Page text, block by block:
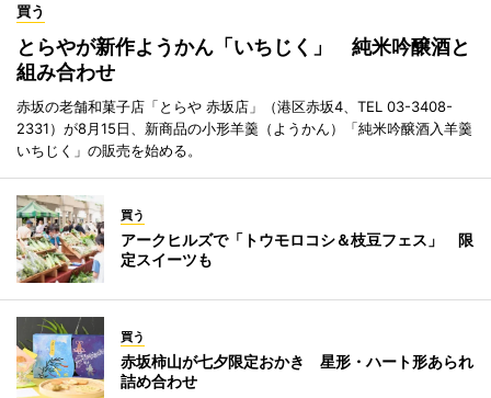
買う
とらやが新作ようかん「いちじく」 純米吟醸酒と
組み合わせ
赤坂の老舗和菓子店「とらや 赤坂店」（港区赤坂4、TEL 03-3408-
2331）が8月15日、新商品の小形羊羹（ようかん）「純米吟醸酒入羊羹
いちじく」の販売を始める。
買う
アークヒルズで「トウモロコシ＆枝豆フェス」 限
定スイーツも
買う
赤坂柿山が七夕限定おかき 星形・ハート形あられ
詰め合わせ